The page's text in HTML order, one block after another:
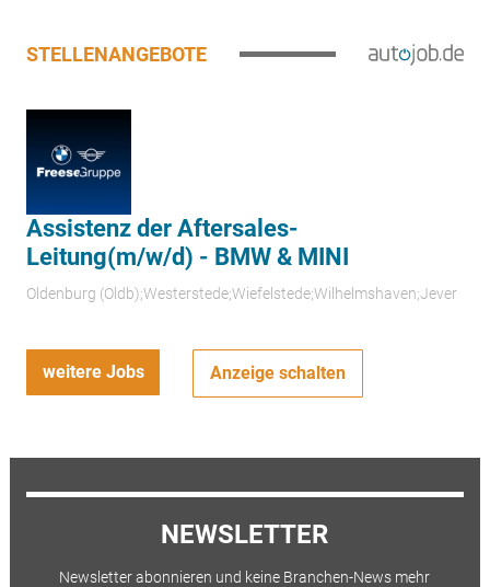
STELLENANGEBOTE
Assistenz der Aftersales-
Leitung(m/w/d) - BMW & MINI
Oldenburg (Oldb);Westerstede;Wiefelstede;Wilhelmshaven;Jever
weitere Jobs Anzeige schalten
NEWSLETTER
Newsletter abonnieren und keine Branchen-News mehr